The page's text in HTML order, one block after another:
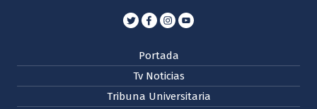
Portada
Tv Noticias
Tribuna Universitaria